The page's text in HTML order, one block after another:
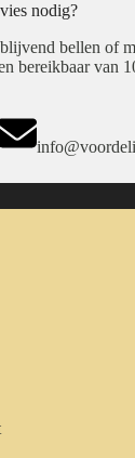
nodig?
bellen of
bereikbaar van